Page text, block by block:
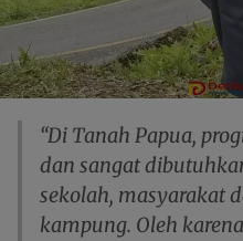
“Di Tanah Papua,
dan sangat
sekolah, masyarakat
kampung. Oleh